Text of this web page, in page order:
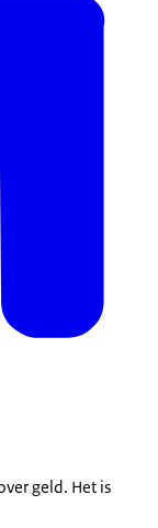
geld. Het is